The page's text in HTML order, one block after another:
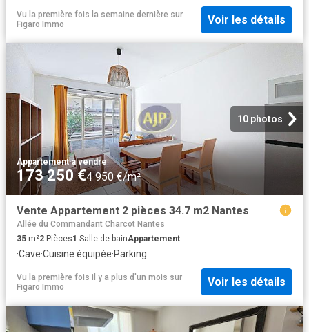
Vu la première fois la semaine dernière sur
Figaro Immo
Voir les détails
10 photos
Appartement·à vendre
173 250 €4 950 €/m²
Vente Appartement 2 pièces 34.7 m2 Nantes
Allée du Commandant Charcot Nantes
35 m²2 Pièces1 Salle de bainAppartement
·Cave·Cuisine équipée·Parking
Vu la première fois il y a plus d'un mois sur
Figaro Immo
Voir les détails